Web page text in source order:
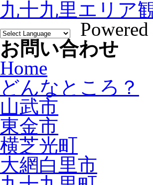
九十九里エリア
お問い合わせ
Home
どんなところ？
山武市
東金市
横芝光町
大網白里市